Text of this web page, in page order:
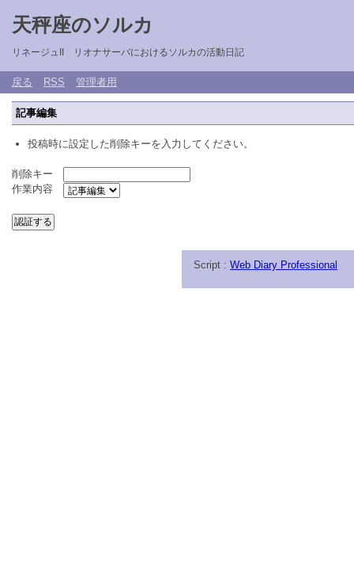
天秤座のソルカ
リネージュII リオナサーバにおけるソルカの活動日記
戻る RSS 管理者用
記事編集
投稿時に設定した削除キーを入力してください。
削除キー
作業内容
Script : Web Diary Professional